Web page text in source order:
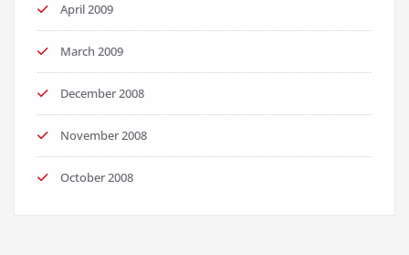
April 2009
March 2009
December 2008
November 2008
October 2008